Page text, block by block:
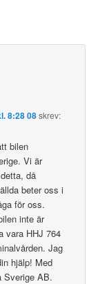
8:28 08skrev:
bilen
Vi är
då
beter oss i
för oss.
inte är
vara HHJ 764
Jag
hjälp! Med
Sverige AB.